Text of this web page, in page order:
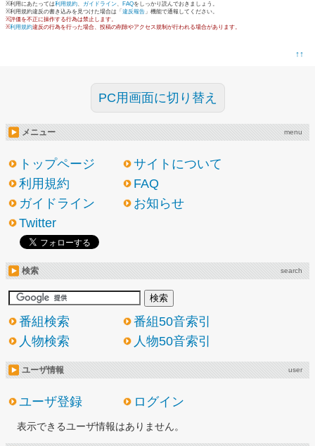
※利用にあたっては利用規約、 ガイドライン、 FAQをしっかり読んでおきましょう。
※利用規約違反の書き込みを見つけた場合は「 違反報告 」機能で通報してください。
※評価を不正に操作する行為は禁止します。
※利用規約違反の行為を行った場合、投稿の削除やアクセス規制が行われる場合があります。
↑↑
PC用画面に切り替え
メニュー menu
トップページ
サイトについて
利用規約
FAQ
ガイドライン
お知らせ
Twitter
検索 search
番組検索
番組50音索引
人物検索
人物50音索引
ユーザ情報 user
ユーザ登録 ログイン
表示できるユーザ情報はありません。